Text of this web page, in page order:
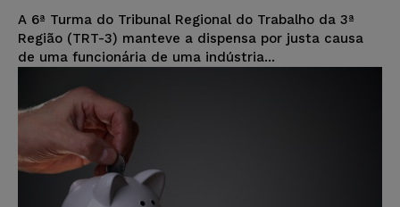
A 6ª Turma do Tribunal Regional do Trabalho da 3ª
Região (TRT-3) manteve a dispensa por justa causa
de uma funcionária de uma indústria...